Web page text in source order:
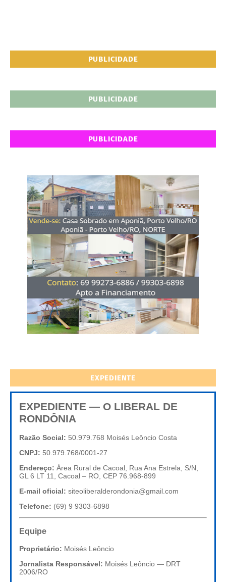
PUBLICIDADE
PUBLICIDADE
PUBLICIDADE
EXPEDIENTE
EXPEDIENTE — O LIBERAL DE
RONDÔNIA
Razão Social: 50.979.768 Moisés Leôncio Costa
CNPJ: 50.979.768/0001-27
Endereço: Área Rural de Cacoal, Rua Ana Estrela, S/N,
GL 6 LT 11, Cacoal – RO, CEP 76.968-899
E-mail oficial: siteoliberalderondonia@gmail.com
Telefone: (69) 9 9303-6898
Equipe
Proprietário: Moisés Leôncio
Jornalista Responsável: Moisés Leôncio — DRT
2006/RO